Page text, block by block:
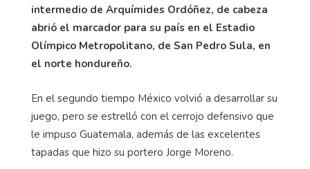
intermedio de Arquímides Ordóñez, de cabeza
abrió el marcador para su país en el Estadio
Olímpico Metropolitano, de San Pedro Sula, en
el norte hondureño.
En el segundo tiempo México volvió a desarrollar su
juego, pero se estrelló con el cerrojo defensivo que
le impuso Guatemala, además de las excelentes
tapadas que hizo su portero Jorge Moreno.